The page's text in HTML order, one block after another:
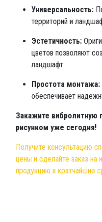
Универсальность:
территорий и
Эстетичность:
цветов позволяют
ландшафт.
Простота монтажа:
обеспечивает
Закажите вибролитную
рисунком уже сегодня!
Получите консультацию
цены и сделайте заказ
продукцию в кратчайшие